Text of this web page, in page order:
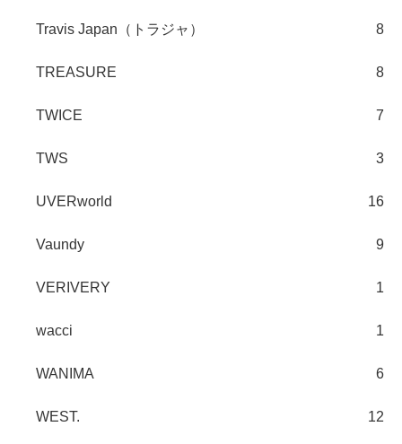
Travis Japan（トラジャ） 8
TREASURE 8
TWICE 7
TWS 3
UVERworld 16
Vaundy 9
VERIVERY 1
wacci 1
WANIMA 6
WEST. 12